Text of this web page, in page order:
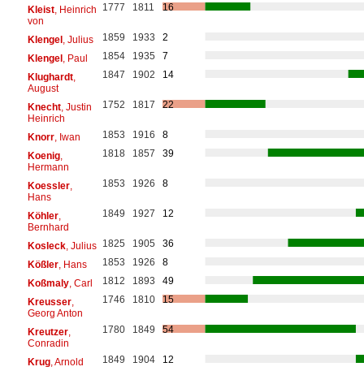
Kleist, Heinrich
von
1777 1811 16
Klengel, Julius 1859 1933
2
Klengel, Paul 1854 1935
7
Klughardt,
August
1847 1902 14
Knecht, Justin
Heinrich
1752 1817 22
Knorr, Iwan 1853 1916
8
Koenig,
Hermann
1818 1857 39
Koessler,
Hans
1853 1926 8
Köhler,
Bernhard
1849 1927 12
Kosleck, Julius 1825 1905
36
Kößler, Hans 1853 1926
8
Koßmaly, Carl 1812 1893
49
Kreusser,
Georg Anton
1746 1810 15
Kreutzer,
Conradin
1780 1849 54
Krug, Arnold 1849 1904
12